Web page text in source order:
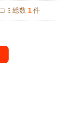
ミ総数 1 件